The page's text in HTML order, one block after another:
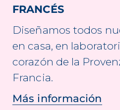
FRANCÉS
Diseñamos todos
en casa, en
corazón de la
Francia.
Más información